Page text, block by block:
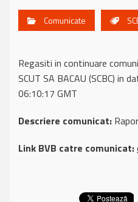
Comunicate
Regasiti in continuare
SCUT SA BACAU (SCBC) in
06:10:17 GMT
Descriere comunicat:
Link BVB catre comunicat: